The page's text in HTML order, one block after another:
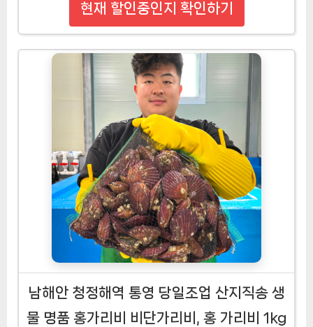
현재 할인중인지 확인하기
남해안 청정해역 통영 당일조업 산지직송 생
물 명품 홍가리비 비단가리비, 홍 가리비 1kg